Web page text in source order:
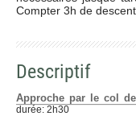
Compter 3h de
Descriptif
Approche par le col
durée: 2h30